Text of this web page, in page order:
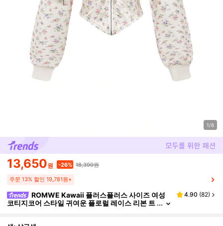
1/6
13,650원 -26% 18,390원
주문 13% 할인 19,781원+
ROMWE Kawaii 플러스플러스 사이즈 여성
코티지코어 스타일 귀여운 플로럴 레이스 리본 트
4.90 (82)